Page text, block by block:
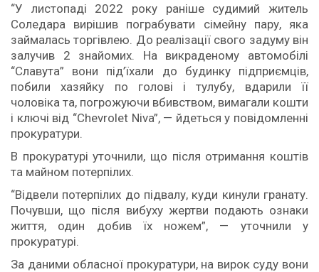
“У листопаді 2022 року раніше судимий житель
Соледара вирішив пограбувати сімейну пару, яка
займалась торгівлею. До реалізації свого задуму він
залучив 2 знайомих. На викраденому автомобілі
“Славута” вони під’їхали до будинку підприємців,
побили хазяйку по голові і тулубу, вдарили її
чоловіка та, погрожуючи вбивством, вимагали кошти
і ключі від “Chevrolet Niva”, — йдеться у повідомленні
прокуратури.
В прокуратурі уточнили, що після отримання коштів
та майном потерпілих.
“Відвели потерпілих до підвалу, куди кинули гранату.
Почувши, що після вибуху жертви подають ознаки
життя, один добив їх ножем”, — уточнили у
прокуратурі.
За даними обласної прокуратури, на вирок суду вони